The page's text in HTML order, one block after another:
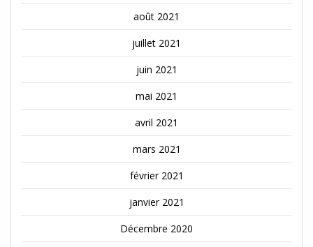
août 2021
juillet 2021
juin 2021
mai 2021
avril 2021
mars 2021
février 2021
janvier 2021
Décembre 2020